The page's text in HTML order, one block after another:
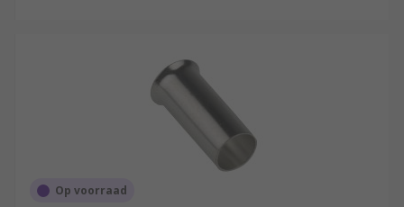
Op voorraad